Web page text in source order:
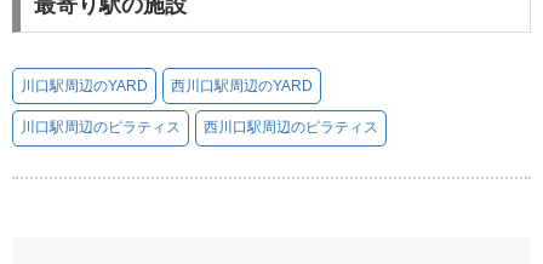
最寄り駅の施設
川口駅周辺のYARD 西川口駅周辺のYARD
川口駅周辺のピラティス 西川口駅周辺のピラティス